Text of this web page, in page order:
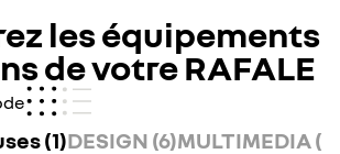
les équipements
de votre RAFALE
(1)DESIGN (6)MULTIMEDIA